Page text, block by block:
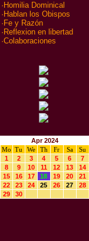
· Homilia Dominical
· Hablan los Obispos
· Fe y Razón
· Reflexion en libertad
·Colaboraciones
Apr 2024
Mo
Tu We Th Fr Sa
Su
1
2 3 4 5 6
7
8
9 10 11 12 13
14
15
16 17 18 19 20
21
22
23 24 25 26 27
28
29
30